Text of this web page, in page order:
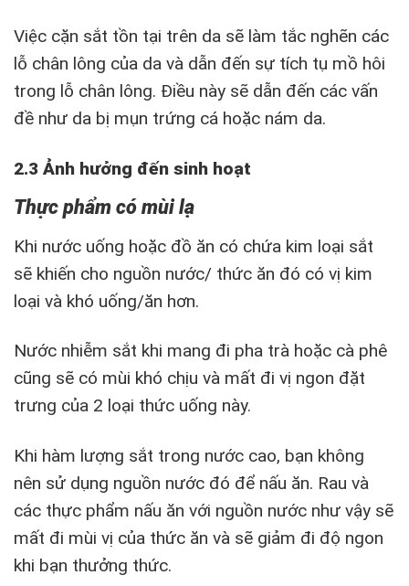
Việc cặn sắt tồn tại trên da sẽ làm tắc nghẽn các
lỗ chân lông của da và dẫn đến sự tích tụ mồ hôi
trong lỗ chân lông. Điều này sẽ dẫn đến các vấn
đề như da bị mụn trứng cá hoặc nám da.
2.3 Ảnh hưởng đến sinh hoạt
Thực phẩm có mùi lạ
Khi nước uống hoặc đồ ăn có chứa kim loại sắt
sẽ khiến cho nguồn nước/ thức ăn đó có vị kim
loại và khó uống/ăn hơn.
Nước nhiễm sắt khi mang đi pha trà hoặc cà phê
cũng sẽ có mùi khó chịu và mất đi vị ngon đặt
trưng của 2 loại thức uống này.
Khi hàm lượng sắt trong nước cao, bạn không
nên sử dụng nguồn nước đó để nấu ăn. Rau và
các thực phẩm nấu ăn với nguồn nước như vậy sẽ
mất đi mùi vị của thức ăn và sẽ giảm đi độ ngon
khi bạn thưởng thức.